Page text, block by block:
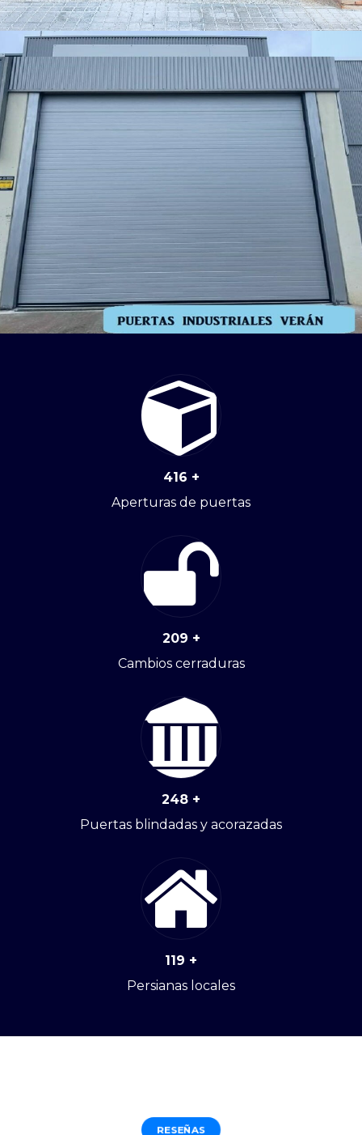
416 +
Aperturas de puertas
209 +
Cambios cerraduras
248 +
Puertas blindadas y acorazadas
119 +
Persianas locales